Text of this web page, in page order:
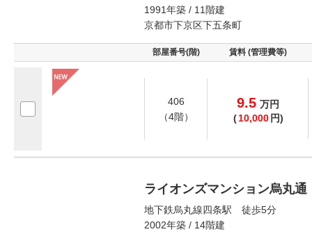
1991年築 / 11階建
京都市下京区下五条町
部屋番号(階) 賃料 (管理費等)
406
（4階）
9.5 万円
( 10,000 円)
ライオンズマンション烏丸通
地下鉄烏丸線四条駅 徒歩5分
2002年築 / 14階建